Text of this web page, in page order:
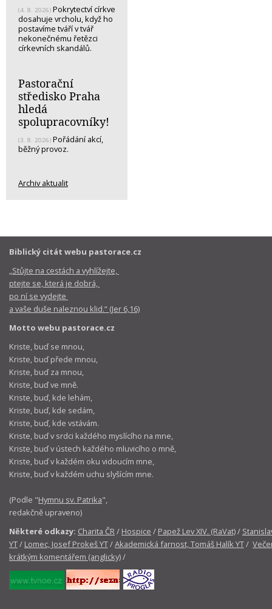
(4. 8. 2026) Pokrytectví církve
dosahuje vrcholu, když ho
postavíme tváří v tvář
nekonečnému řetězci
církevních skandálů.
Pastorační
středisko Praha
hledá
spolupracovníky!
(3. 8. 2026) Pořádání akcí,
běžný provoz.
Archiv aktualit
Biblický citát webu pastorace.cz
„Stůjte na cestách a vyhlížejte,
ptejte se, která je dobrá,
po ní se vydejte
a vaše duše naleznou klid.“ (Jer 6,16)
Motto webu pastorace.cz
Kriste, buď se mnou,
Kriste, buď přede mnou,
Kriste, buď za mnou,
Kriste, buď ve mně.
Kriste, buď, kde lehám,
Kriste, buď, kde sedám,
Kriste, buď, kde vstávám.
Kriste, buď v srdci každého myslícího na mne,
Kriste, buď v ústech každého mluvicího o mně,
Kriste, buď v každém oku vidoucím mne,
Kriste, buď v každém uchu slyšícím mne.
(Podle "Hymnu sv. Patrika",
redakčně upraveno)
Některé odkazy: Charita ČR/ Hospice / Papež Lev XIV. (RaVat)/
YT/ Lomec, Josef Prokeš YT/Akademická farnost, Tomáš Halík YT/
krátkým komentářem (anglicky)/